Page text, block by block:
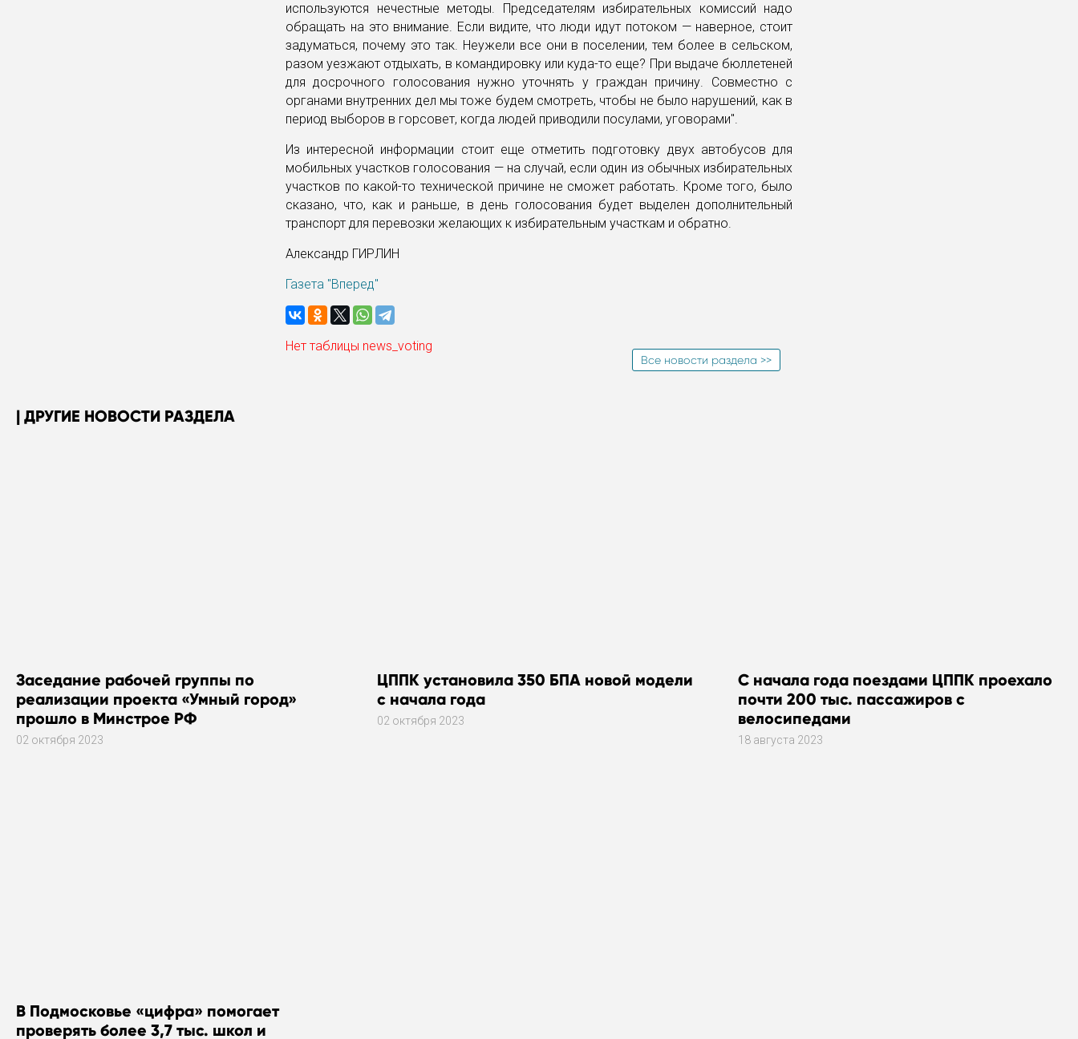
используются нечестные методы. Председателям избирательных комиссий надо
обращать на это внимание. Если видите, что люди идут потоком — наверное, стоит
задуматься, почему это так. Неужели все они в поселении, тем более в сельском,
разом уезжают отдыхать, в командировку или куда-то еще? При выдаче бюллетеней
для досрочного голосования нужно уточнять у граждан причину. Совместно с
органами внутренних дел мы тоже будем смотреть, чтобы не было нарушений, как в
период выборов в горсовет, когда людей приводили посулами, уговорами".
Из интересной информации стоит еще отметить подготовку двух автобусов для
мобильных участков голосования — на случай, если один из обычных избирательных
участков по какой-то технической причине не сможет работать. Кроме того, было
сказано, что, как и раньше, в день голосования будет выделен дополнительный
транспорт для перевозки желающих к избирательным участкам и обратно.
Александр ГИРЛИН
Газета "Вперед"
Нет таблицы news_voting
Все новости раздела >>
ДРУГИЕ НОВОСТИ РАЗДЕЛА
Заседание рабочей группы по
реализации проекта «Умный город»
прошло в Минстрое РФ
02 октября 2023
ЦППК установила 350 БПА новой модели
с начала года
02 октября 2023
С начала года поездами ЦППК проехало
почти 200 тыс. пассажиров с
велосипедами
18 августа 2023
В Подмосковье «цифра» помогает
проверять более 3,7 тыс. школ и